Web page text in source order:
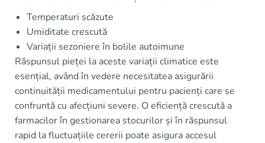
Temperaturi scăzute
Umiditate crescută
Variații sezoniere în bolile autoimune
Răspunsul pieței la aceste variații climatice este
esențial, având în vedere necesitatea asigurării
continuității medicamentului pentru pacienți care se
confruntă cu afecțiuni severe. O eficiență crescută a
farmacilor în gestionarea stocurilor și în răspunsul
rapid la fluctuațiile cererii poate asigura accesul